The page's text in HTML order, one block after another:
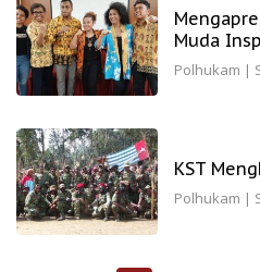
Muda
Polhukam |
KST
Polhukam |